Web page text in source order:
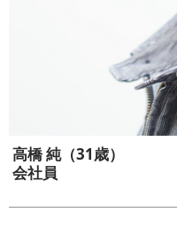
高橋 純（31歳）
会社員